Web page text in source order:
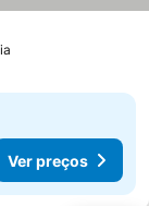
Ver preços